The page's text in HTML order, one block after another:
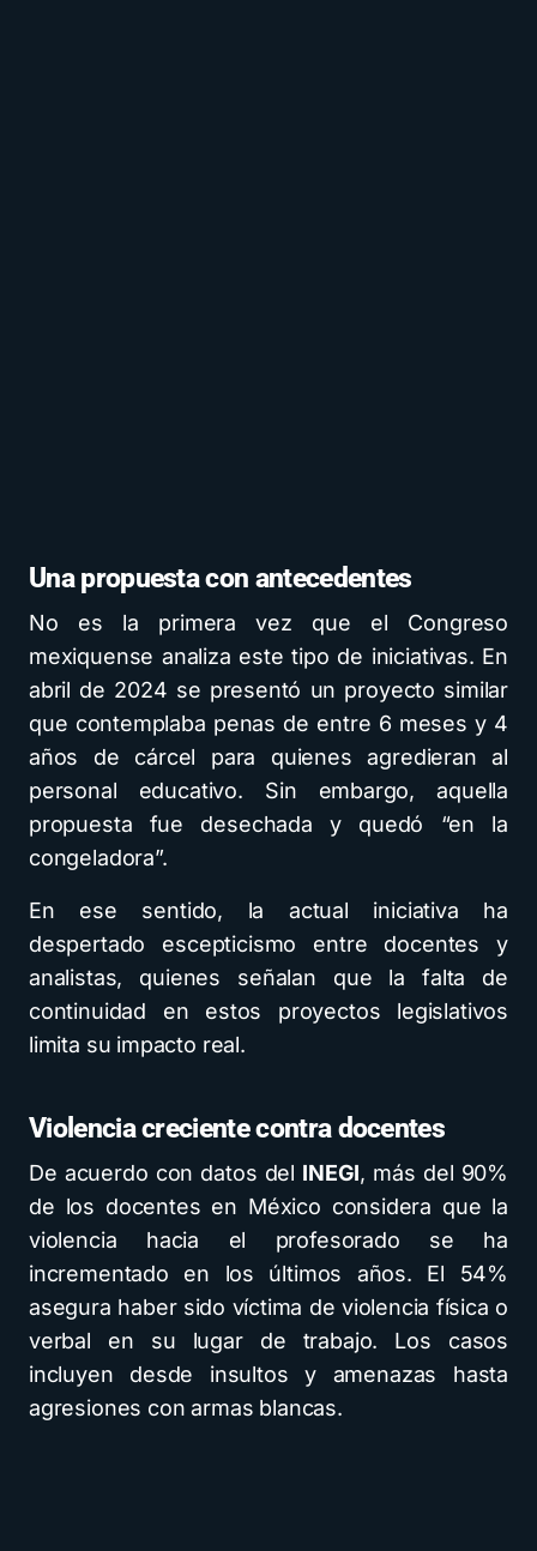
Una propuesta con antecedentes
No es la primera vez que el Congreso
mexiquense analiza este tipo de iniciativas. En
abril de 2024 se presentó un proyecto similar
que contemplaba penas de entre 6 meses y 4
años de cárcel para quienes agredieran al
personal educativo. Sin embargo, aquella
propuesta fue desechada y quedó “en la
congeladora”.
En ese sentido, la actual iniciativa ha
despertado escepticismo entre docentes y
analistas, quienes señalan que la falta de
continuidad en estos proyectos legislativos
limita su impacto real.
Violencia creciente contra docentes
De acuerdo con datos del INEGI, más del 90%
de los docentes en México considera que la
violencia hacia el profesorado se ha
incrementado en los últimos años. El 54%
asegura haber sido víctima de violencia física o
verbal en su lugar de trabajo. Los casos
incluyen desde insultos y amenazas hasta
agresiones con armas blancas.